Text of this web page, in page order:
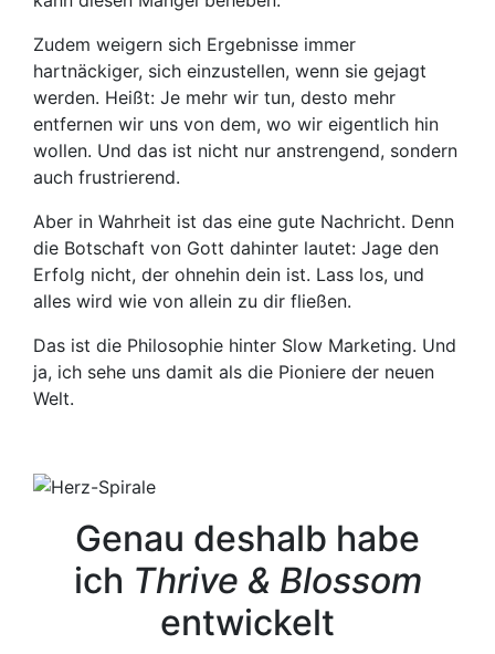
Zudem weigern sich Ergebnisse immer
hartnäckiger, sich einzustellen, wenn sie gejagt
werden. Heißt: Je mehr wir tun, desto mehr
entfernen wir uns von dem, wo wir eigentlich hin
wollen. Und das ist nicht nur anstrengend, sondern
auch frustrierend.
Aber in Wahrheit ist das eine gute Nachricht. Denn
die Botschaft von Gott dahinter lautet: Jage den
Erfolg nicht, der ohnehin dein ist. Lass los, und
alles wird wie von allein zu dir fließen.
Das ist die Philosophie hinter Slow Marketing. Und
ja, ich sehe uns damit als die Pioniere der neuen
Welt.
Genau deshalb habe
ich Thrive & Blossom
entwickelt